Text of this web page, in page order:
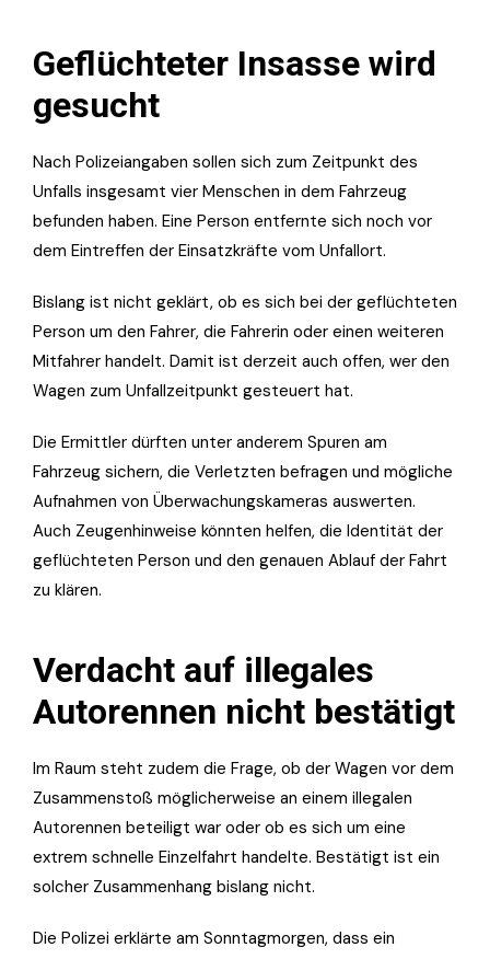
Geflüchteter Insasse wird
gesucht
Nach Polizeiangaben sollen sich zum Zeitpunkt des
Unfalls insgesamt vier Menschen in dem Fahrzeug
befunden haben. Eine Person entfernte sich noch vor
dem Eintreffen der Einsatzkräfte vom Unfallort.
Bislang ist nicht geklärt, ob es sich bei der geflüchteten
Person um den Fahrer, die Fahrerin oder einen weiteren
Mitfahrer handelt. Damit ist derzeit auch offen, wer den
Wagen zum Unfallzeitpunkt gesteuert hat.
Die Ermittler dürften unter anderem Spuren am
Fahrzeug sichern, die Verletzten befragen und mögliche
Aufnahmen von Überwachungskameras auswerten.
Auch Zeugenhinweise könnten helfen, die Identität der
geflüchteten Person und den genauen Ablauf der Fahrt
zu klären.
Verdacht auf illegales
Autorennen nicht bestätigt
Im Raum steht zudem die Frage, ob der Wagen vor dem
Zusammenstoß möglicherweise an einem illegalen
Autorennen beteiligt war oder ob es sich um eine
extrem schnelle Einzelfahrt handelte. Bestätigt ist ein
solcher Zusammenhang bislang nicht.
Die Polizei erklärte am Sonntagmorgen, dass ein